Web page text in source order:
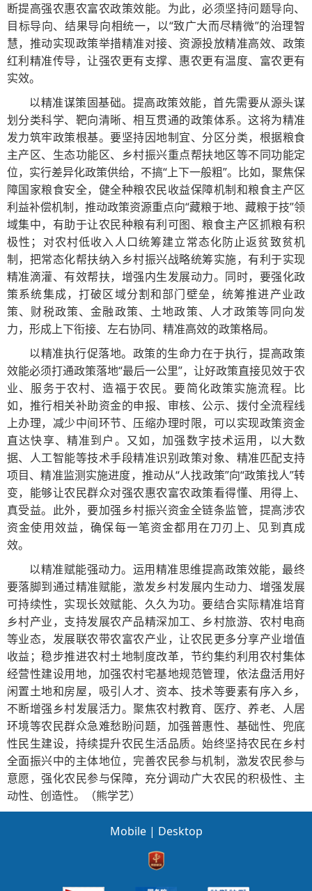
断提高强农惠农富农政策效能。为此，必须坚持问题导向、
目标导向、结果导向相统一，以“致广大而尽精微”的治理智
慧，推动实现政策举措精准对接、资源投放精准高效、政策
红利精准传导，让强农更有支撑、惠农更有温度、富农更有
实效。
以精准谋策固基础。提高政策效能，首先需要从源头谋
划分类科学、靶向清晰、相互贯通的政策体系。这将为精准
发力筑牢政策根基。要坚持因地制宜、分区分类，根据粮食
主产区、生态功能区、乡村振兴重点帮扶地区等不同功能定
位，实行差异化政策供给，不搞“上下一般粗”。比如，聚焦保
障国家粮食安全，健全种粮农民收益保障机制和粮食主产区
利益补偿机制，推动政策资源重点向“藏粮于地、藏粮于技”领
域集中，有助于让农民种粮有利可图、粮食主产区抓粮有积
极性；对农村低收入人口统筹建立常态化防止返贫致贫机
制，把常态化帮扶纳入乡村振兴战略统筹实施，有利于实现
精准滴灌、有效帮扶，增强内生发展动力。同时，要强化政
策系统集成，打破区域分割和部门壁垒，统筹推进产业政
策、财税政策、金融政策、土地政策、人才政策等同向发
力，形成上下衔接、左右协同、精准高效的政策格局。
以精准执行促落地。政策的生命力在于执行，提高政策
效能必须打通政策落地“最后一公里”，让好政策直接见效于农
业、服务于农村、造福于农民。要简化政策实施流程。比
如，推行相关补助资金的申报、审核、公示、拨付全流程线
上办理，减少中间环节、压缩办理时限，可以实现政策资金
直达快享、精准到户。又如，加强数字技术运用，以大数
据、人工智能等技术手段精准识别政策对象、精准匹配支持
项目、精准监测实施进度，推动从“人找政策”向“政策找人”转
变，能够让农民群众对强农惠农富农政策看得懂、用得上、
真受益。此外，要加强乡村振兴资金全链条监管，提高涉农
资金使用效益，确保每一笔资金都用在刀刃上、见到真成
效。
以精准赋能强动力。运用精准思维提高政策效能，最终
要落脚到通过精准赋能，激发乡村发展内生动力、增强发展
可持续性，实现长效赋能、久久为功。要结合实际精准培育
乡村产业，支持发展农产品精深加工、乡村旅游、农村电商
等业态，发展联农带农富农产业，让农民更多分享产业增值
收益；稳步推进农村土地制度改革，节约集约利用农村集体
经营性建设用地，加强农村宅基地规范管理，依法盘活用好
闲置土地和房屋，吸引人才、资本、技术等要素有序入乡，
不断增强乡村发展活力。聚焦农村教育、医疗、养老、人居
环境等农民群众急难愁盼问题，加强普惠性、基础性、兜底
性民生建设，持续提升农民生活品质。始终坚持农民在乡村
全面振兴中的主体地位，完善农民参与机制，激发农民参与
意愿，强化农民参与保障，充分调动广大农民的积极性、主
动性、创造性。（熊学艺）
Mobile | Desktop